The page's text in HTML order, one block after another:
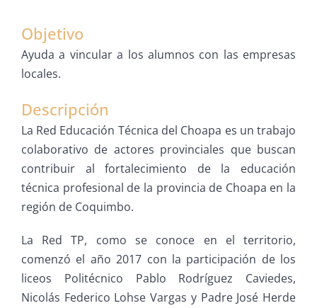
Objetivo
Ayuda a vincular a los alumnos con las empresas
locales.
Descripción
La Red Educación Técnica del Choapa es un trabajo
colaborativo de actores provinciales que buscan
contribuir al fortalecimiento de la educación
técnica profesional de la provincia de Choapa en la
región de Coquimbo.
La Red TP, como se conoce en el territorio,
comenzó el año 2017 con la participación de los
liceos Politécnico Pablo Rodríguez Caviedes,
Nicolás Federico Lohse Vargas y Padre José Herde